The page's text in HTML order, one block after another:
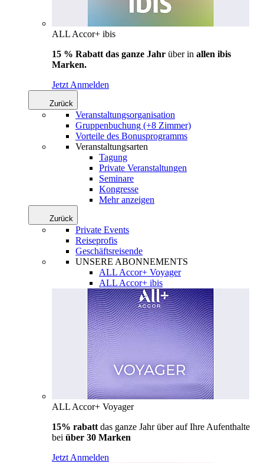
ALL Accor+ ibis
15 % Rabatt das ganze Jahr über in allen ibis
Marken.
Jetzt Anmelden
Zurück
Veranstaltungsorganisation
Gruppenbuchung (+8 Zimmer)
Vorteile des Bonusprogramms
Veranstaltungsarten
Tagung
Private Veranstaltungen
Seminare
Kongresse
Mehr anzeigen
Zurück
Private Events
Reiseprofis
Geschäftsreisende
UNSERE ABONNEMENTS
ALL Accor+ Voyager
ALL Accor+ ibis
ALL Accor+ Voyager
15% rabatt das ganze Jahr über auf Ihre Aufenthalte
bei über 30 Marken
Jetzt Anmelden